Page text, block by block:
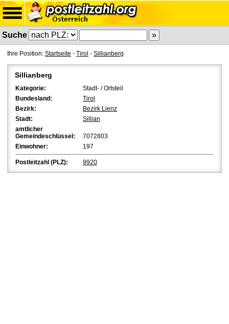
Suche
Ihre Position: Startseite - Tirol - Sillianberg
Sillianberg
Kategorie:
Stadt- / Ortsteil
Bundesland:
Tirol
Bezirk:
Bezirk Lienz
Stadt:
Sillian
amtlicher
Gemeindeschlüssel:
7072803
Einwohner:
197
Postleitzahl (PLZ): 9920